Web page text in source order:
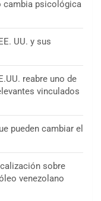
cambia psicológica
UU. y sus
reabre uno de
vinculados
pueden cambiar el
sobre
venezolano